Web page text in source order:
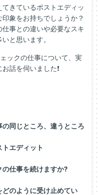
きているポストエディッ
象をお持ちでしょうか？
事との違いや必要なスキ
と思います。
ックの仕事について、実
話を伺いました❗
同じところ、違うところ
エディット
仕事を続けますか?
のように受け止めてい